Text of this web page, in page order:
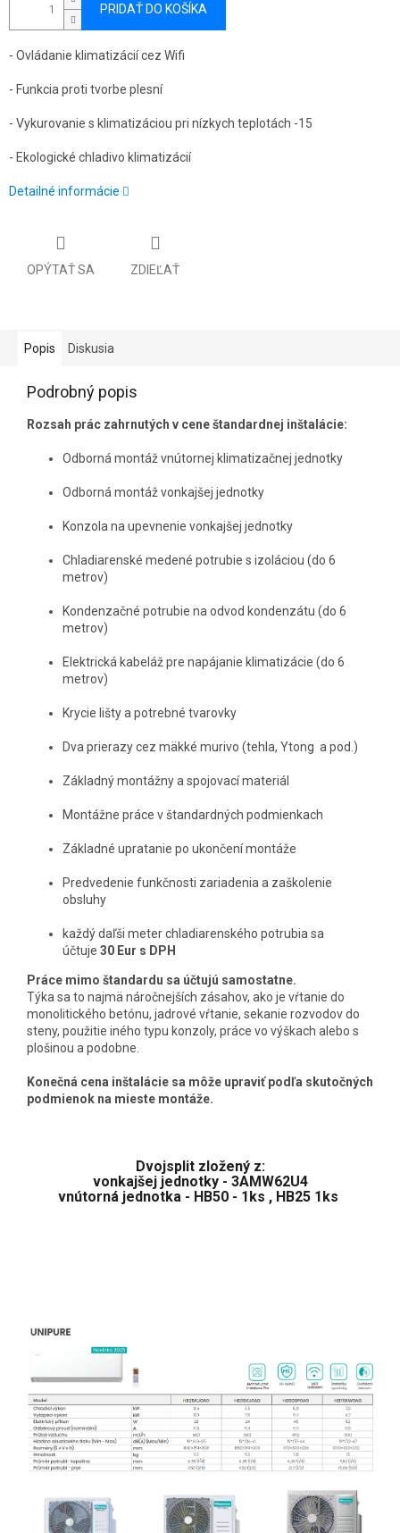
PRIDAŤ DO KOŠÍKA
- Ovládanie klimatizácií cez Wifi
- Funkcia proti tvorbe plesní
- Vykurovanie s klimatizáciou pri nízkych teplotách -15
- Ekologické chladivo klimatizácií
Detailné informácie
OPÝTAŤ SA ZDIEĽAŤ
Popis Diskusia
Podrobný popis
Rozsah prác zahrnutých v cene štandardnej inštalácie:
Odborná montáž vnútornej klimatizačnej jednotky
Odborná montáž vonkajšej jednotky
Konzola na upevnenie vonkajšej jednotky
Chladiarenské medené potrubie s izoláciou (do 6
metrov)
Kondenzačné potrubie na odvod kondenzátu (do 6
metrov)
Elektrická kabeláž pre napájanie klimatizácie (do 6
metrov)
Krycie lišty a potrebné tvarovky
Dva prierazy cez mäkké murivo (tehla, Ytong a pod.)
Základný montážny a spojovací materiál
Montážne práce v štandardných podmienkach
Základné upratanie po ukončení montáže
Predvedenie funkčnosti zariadenia a zaškolenie
obsluhy
každý daľši meter chladiarenského potrubia sa
účtuje 30 Eur s DPH
Práce mimo štandardu sa účtujú samostatne.
Týka sa to najmä náročnejších zásahov, ako je vŕtanie do
monolitického betónu, jadrové vŕtanie, sekanie rozvodov do
steny, použitie iného typu konzoly, práce vo výškach alebo s
plošinou a podobne.
Konečná cena inštalácie sa môže upraviť podľa skutočných
podmienok na mieste montáže.
Dvojsplit zložený z:
vonkajšej jednotky - 3AMW62U4
vnútorná jednotka - HB50 - 1ks , HB25 1ks